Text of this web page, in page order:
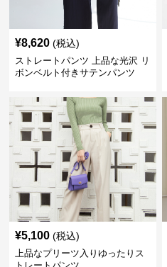
¥8,620 (税込)
ストレートパンツ 上品な光沢 リ
ボンベルト付きサテンパンツ
¥5,100 (税込)
上品なプリーツ入りゆったりス